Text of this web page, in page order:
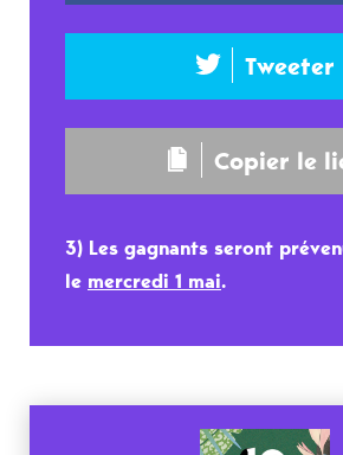
Tweeter
Copier le
3) Les gagnants seront
le mercredi 1 mai.